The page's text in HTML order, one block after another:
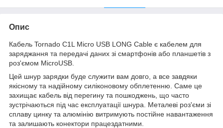
Опис
Кабель Tornado C1L Micro USB LONG Cable є кабелем для
заряджання та передачі даних зі смартфонів або планшетів з
роз'ємом MicroUSB.
Цей шнур зарядки буде служити вам довго, а все завдяки
якісному та надійному силіконовому обплетенню. Саме це
захищає кабель від перегину та пошкоджень, що часто
зустрічаються під час експлуатації шнура. Металеві роз'єми зі
сплаву цинку та алюмінію витримують постійне навантаження
та залишають конектори працездатними.